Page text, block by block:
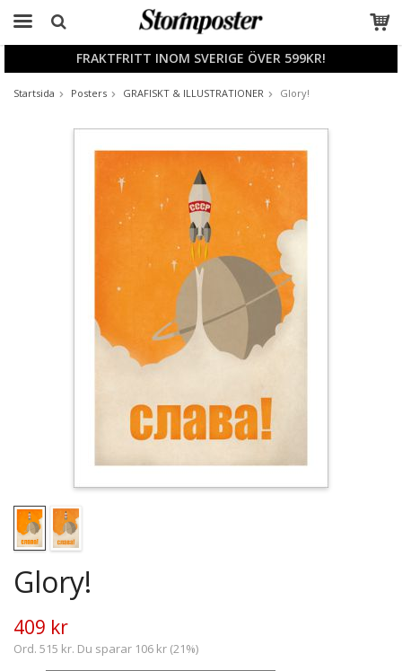
FRAKTFRITT INOM SVERIGE ÖVER 599KR!
Startsida Posters GRAFISKT & ILLUSTRATIONER Glory!
Glory!
409 kr
Ord. 515 kr. Du sparar 106 kr (21%)